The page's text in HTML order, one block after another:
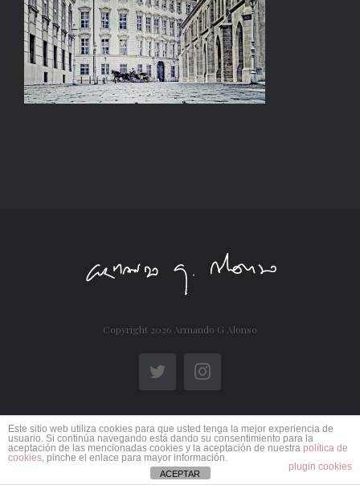
Copyright 2026 Armando G Alonso
TwitterInstagram
Este sitio web utiliza cookies para que usted tenga la mejor experiencia de
usuario. Si continúa navegando está dando su consentimiento para la
aceptación de las mencionadas cookies y la aceptación de nuestra política de
cookies, pinche el enlace para mayor información.
plugin cookies
ACEPTAR